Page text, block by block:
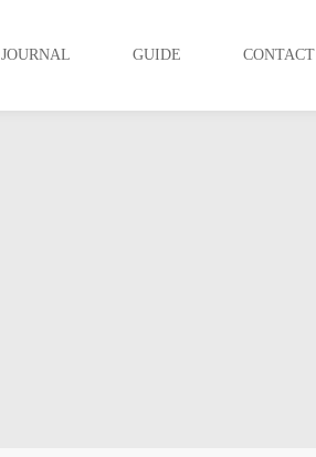
JOURNAL GUIDE CONTACT